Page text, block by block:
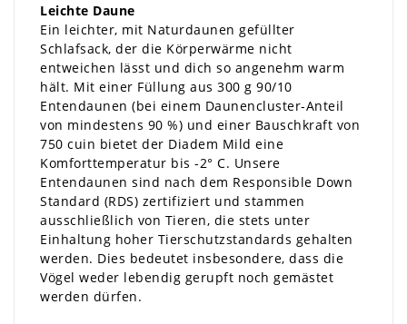
Leichte Daune
Ein leichter, mit Naturdaunen gefüllter
Schlafsack, der die Körperwärme nicht
entweichen lässt und dich so angenehm warm
hält. Mit einer Füllung aus 300 g 90/10
Entendaunen (bei einem Daunencluster-Anteil
von mindestens 90 %) und einer Bauschkraft von
750 cuin bietet der Diadem Mild eine
Komforttemperatur bis -2° C. Unsere
Entendaunen sind nach dem Responsible Down
Standard (RDS) zertifiziert und stammen
ausschließlich von Tieren, die stets unter
Einhaltung hoher Tierschutzstandards gehalten
werden. Dies bedeutet insbesondere, dass die
Vögel weder lebendig gerupft noch gemästet
werden dürfen.